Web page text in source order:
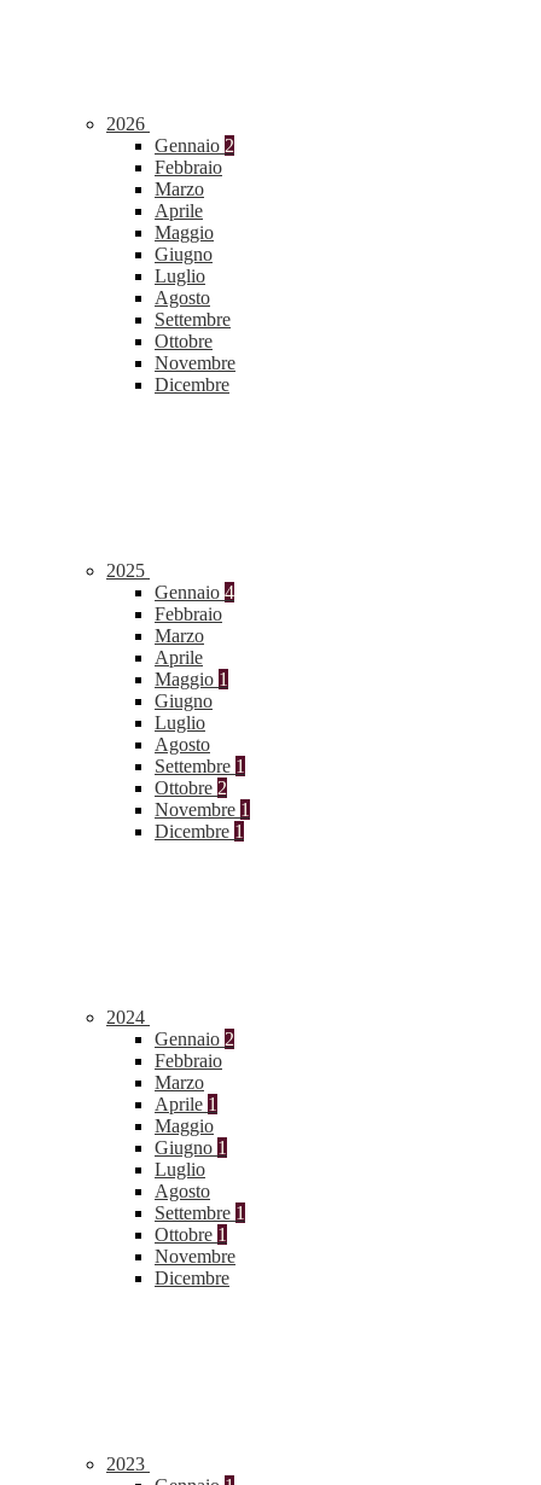
2026
Gennaio 2
Febbraio
Marzo
Aprile
Maggio
Giugno
Luglio
Agosto
Settembre
Ottobre
Novembre
Dicembre
2025
Gennaio 4
Febbraio
Marzo
Aprile
Maggio 1
Giugno
Luglio
Agosto
Settembre 1
Ottobre 2
Novembre 1
Dicembre 1
2024
Gennaio 2
Febbraio
Marzo
Aprile 1
Maggio
Giugno 1
Luglio
Agosto
Settembre 1
Ottobre 1
Novembre
Dicembre
2023